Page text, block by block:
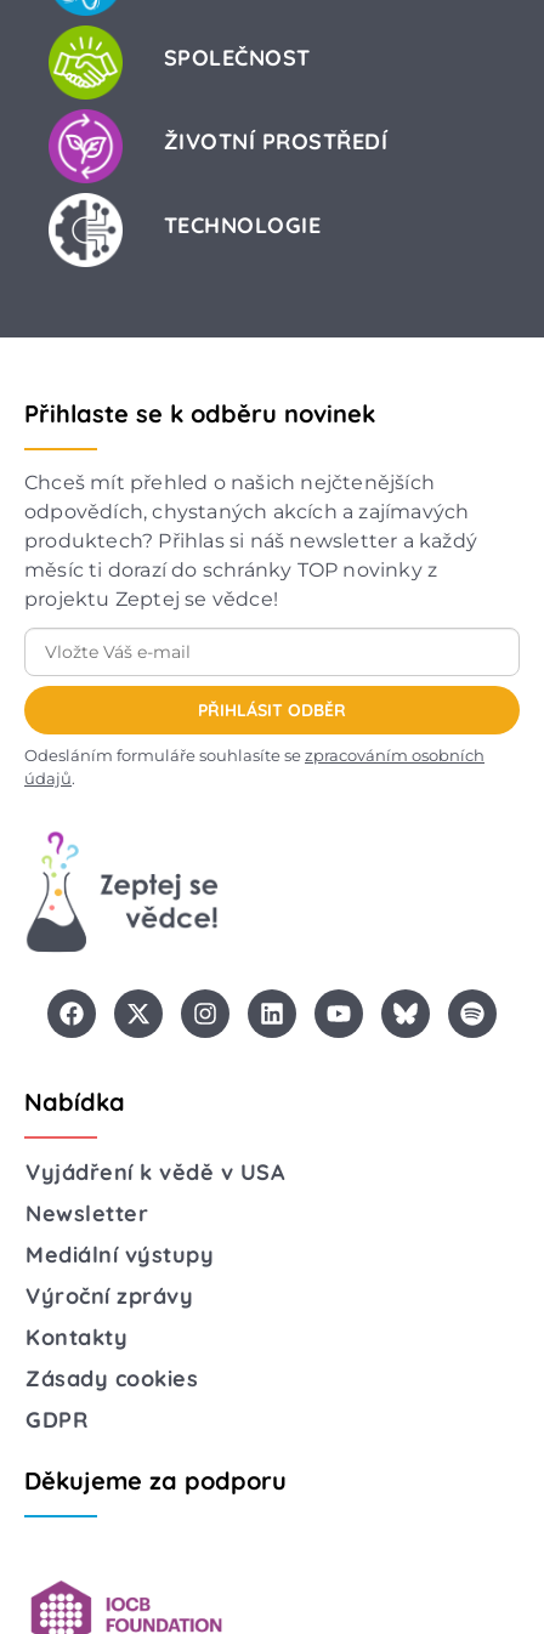
SPOLEČNOST
ŽIVOTNÍ PROSTŘEDÍ
TECHNOLOGIE
Přihlaste se k odběru novinek
Chceš mít přehled o našich nejčtenějších
odpovědích, chystaných akcích a zajímavých
produktech? Přihlas si náš newsletter a každý
měsíc ti dorazí do schránky TOP novinky z
projektu Zeptej se vědce!
PŘIHLÁSIT ODBĚR
Odesláním formuláře souhlasíte sezpracováním osobních
údajů.
Nabídka
Vyjádření k vědě v USA
Newsletter
Mediální výstupy
Výroční zprávy
Kontakty
Zásady cookies
GDPR
Děkujeme za podporu